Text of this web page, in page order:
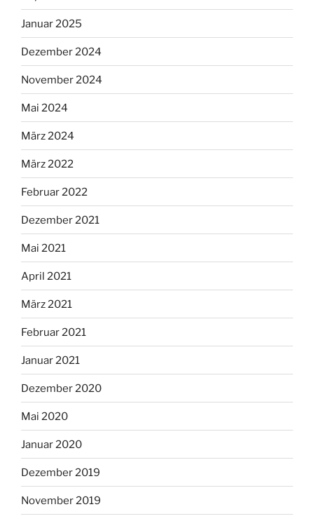
Januar 2025
Dezember 2024
November 2024
Mai 2024
März 2024
März 2022
Februar 2022
Dezember 2021
Mai 2021
April 2021
März 2021
Februar 2021
Januar 2021
Dezember 2020
Mai 2020
Januar 2020
Dezember 2019
November 2019